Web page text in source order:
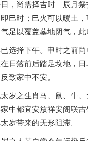
日，尚需择吉时，辰月
巳时；巳火可以暖土
足以覆盖墓地阴气，此
选择下午。申时之前
日落前后踏足坟地，
致家中不安。
岁之生肖马、鼠、牛
中都宜安放祥安阁联
岁带来的无形阻滞。